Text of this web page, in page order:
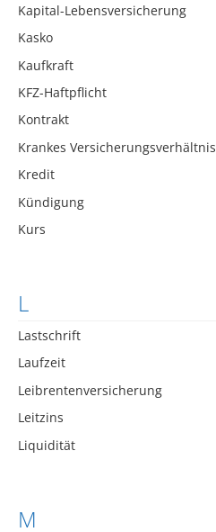
Kapital-Lebensversicherung
Kasko
Kaufkraft
KFZ-Haftpflicht
Kontrakt
Krankes Versicherungsverhältnis
Kredit
Kündigung
Kurs
L
Lastschrift
Laufzeit
Leibrentenversicherung
Leitzins
Liquidität
M